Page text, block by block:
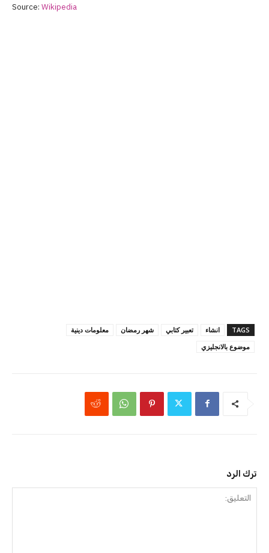
Source: Wikipedia
TAGS انشاء تعبير كتابي شهر رمضان
معلومات دينية
موضوع بالانجليزي
ترك الرد